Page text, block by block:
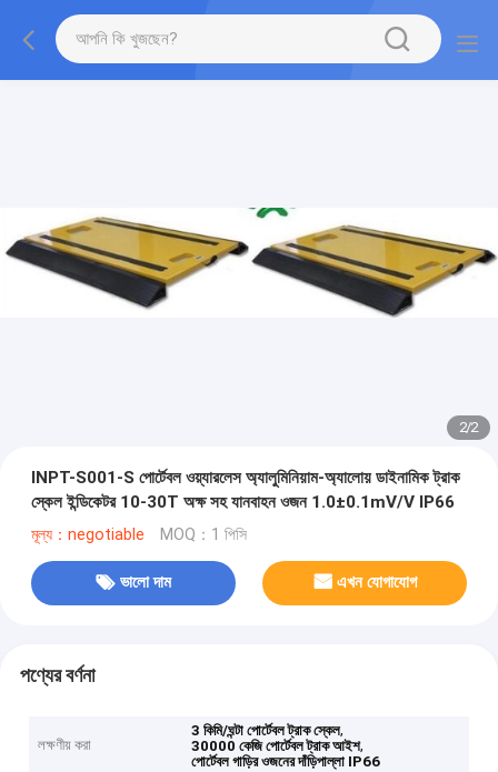
2/2
INPT-S001-S পোর্টেবল ওয়্যারলেস অ্যালুমিনিয়াম-অ্যালোয় ডাইনামিক ট্রাক
স্কেল ইন্ডিকেটর 10-30T অক্ষ সহ যানবাহন ওজন 1.0±0.1mV/V IP66
মূল্য：negotiable MOQ：1 পিসি
ভালো দাম এখন যোগাযোগ
পণ্যের বর্ণনা
লক্ষণীয় করা
3 কিমি/ঘন্টা পোর্টেবল ট্রাক স্কেল,
30000 কেজি পোর্টেবল ট্রাক আইশ,
পোর্টেবল গাড়ির ওজনের দাঁড়িপাল্লা IP66